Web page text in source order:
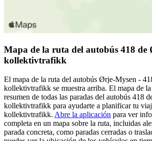
Mapa de la ruta del autobús 418 de
kollektivtrafikk
El mapa de la ruta del autobús Ørje-Mysen -
kollektivtrafikk se muestra arriba. El mapa de la
resumen de todas las paradas del autobús 418
kollektivtrafikk para ayudarte a planificar tu
kollektivtrafikk. Abre la aplicación para ver
completa en un mapa sobre la ruta, incluidas
parada concreta, como paradas cerradas o